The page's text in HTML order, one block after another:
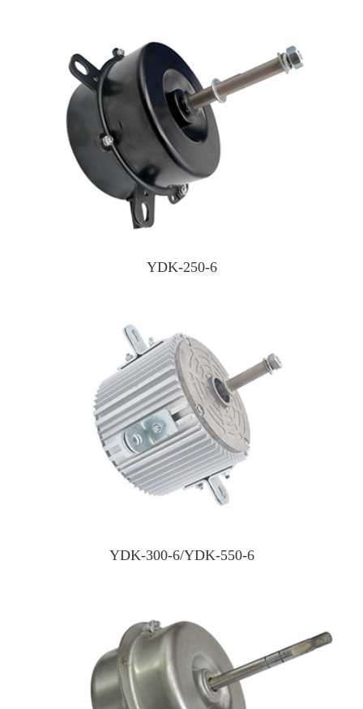
YDK-250-6
YDK-300-6/YDK-550-6